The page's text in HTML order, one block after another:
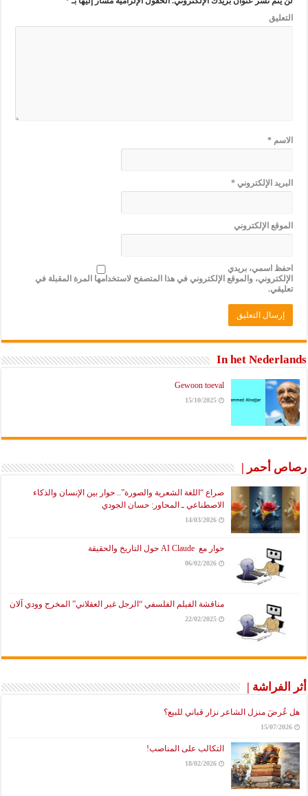
التعليق
الاسم*
البريد الإلكتروني*
الموقع الإلكتروني
احفظ اسمي، بريدي
الإلكتروني، والموقع الإلكتروني في هذا المتصفح لاستخدامها المرة المقبلة في
تعليقي.
In het Nederlands
Gewoon toeval
15/10/2025
رصاص أحمر |
صراع “اللغة الشعرية والصورة”.. حوار بين الإنسان والذكاء
الاصطناعي ـ المحاور: حسان الجودي
14/03/2026
حوار مع AI Claude حول التاريخ والحقيقة
06/02/2026
مناقشة الفيلم الفلسفي “الرجل غير العقلاني” المخرج وودي آلان
22/02/2025
أثر الفراشة |
هل عُرضَ منزل الشاعر نزار قباني للبيع؟
15/07/2026
التكالب على المناصب!
18/02/2026